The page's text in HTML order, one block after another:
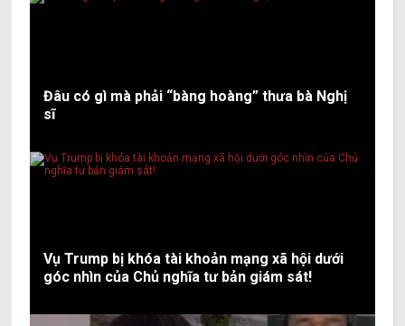
Đâu có gì mà phải “bàng hoàng” thưa bà Nghị
sĩ
Vụ Trump bị khóa tài khoản mạng xã hội dưới
góc nhìn của Chủ nghĩa tư bản giám sát!